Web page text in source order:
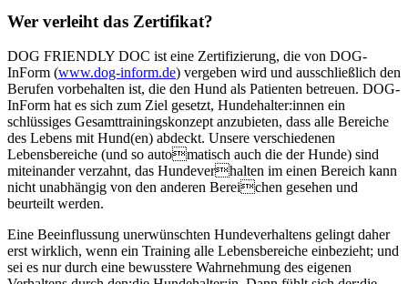
Wer verleiht das Zertifikat?
DOG FRIENDLY DOC ist eine Zertifizierung, die von DOG-
InForm (www.dog-inform.de) vergeben wird und ausschließlich den
Berufen vorbehalten ist, die den Hund als Patienten betreuen. DOG-
InForm hat es sich zum Ziel gesetzt, Hundehalter:innen ein
schlüssiges Gesamttrainingskonzept anzubieten, dass alle Bereiche
des Lebens mit Hund(en) abdeckt. Unsere verschiedenen
Lebensbereiche (und so automatisch auch die der Hunde) sind
miteinander verzahnt, das Hundeverhalten im einen Bereich kann
nicht unabhängig von den anderen Bereichen gesehen und
beurteilt werden.
Eine Beeinflussung unerwünschten Hundeverhaltens gelingt daher
erst wirklich, wenn ein Training alle Lebensbereiche einbezieht; und
sei es nur durch eine bewusstere Wahrnehmung des eigenen